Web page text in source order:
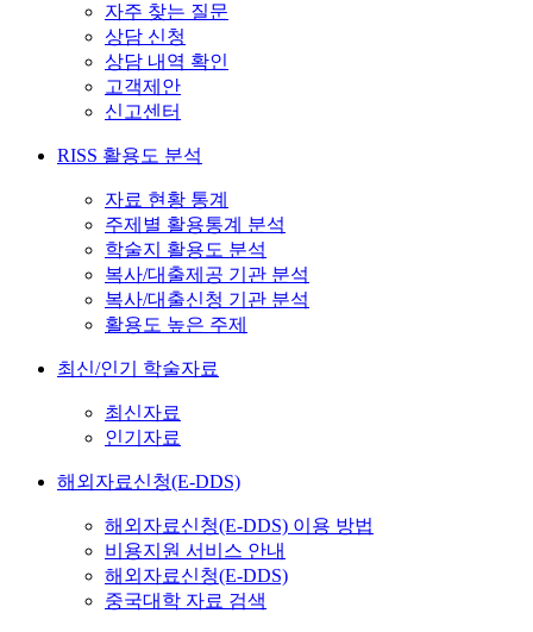
자주 찾는 질문
상담 신청
상담 내역 확인
고객제안
신고센터
RISS 활용도 분석
자료 현황 통계
주제별 활용통계 분석
학술지 활용도 분석
복사/대출제공 기관 분석
복사/대출신청 기관 분석
활용도 높은 주제
최신/인기 학술자료
최신자료
인기자료
해외자료신청(E-DDS)
해외자료신청(E-DDS) 이용 방법
비용지원 서비스 안내
해외자료신청(E-DDS)
중국대학 자료 검색